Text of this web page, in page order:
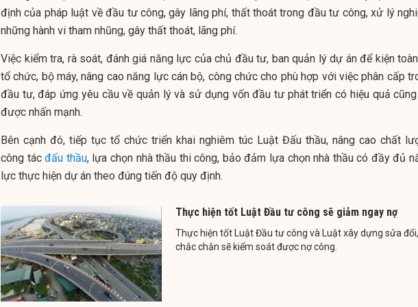
định của pháp luật về đầu tư công, gây lãng phí, thất thoát trong đầu tư công, xử lý
những hành vi tham nhũng, gây thất thoát, lãng phí.
Việc kiểm tra, rà soát, đánh giá năng lực của chủ đầu tư, ban quản lý dự án để kiện
tổ chức, bộ máy, nâng cao năng lực cán bộ, công chức cho phù hợp với việc phân cấp
đầu tư, đáp ứng yêu cầu về quản lý và sử dụng vốn đầu tư phát triển có hiệu quả
được nhấn mạnh.
Bên cạnh đó, tiếp tục tổ chức triển khai nghiêm túc Luật Đấu thầu, nâng cao chất
công tácđấu thầu, lựa chọn nhà thầu thi công, bảo đảm lựa chọn nhà thầu có đầy đủ
lực thực hiện dự án theo đúng tiến độ quy định.
Thực hiện tốt Luật Đầu tư công sẽ giảm ngay nợ
Thực hiện tốt Luật Đầu tư công và Luật xây dựng sửa đổi,
chắc chắn sẽ kiểm soát được nợ công.